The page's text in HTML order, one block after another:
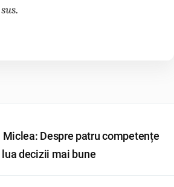
Despre patru competențe
decizii mai bune